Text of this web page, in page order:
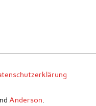
Anderson